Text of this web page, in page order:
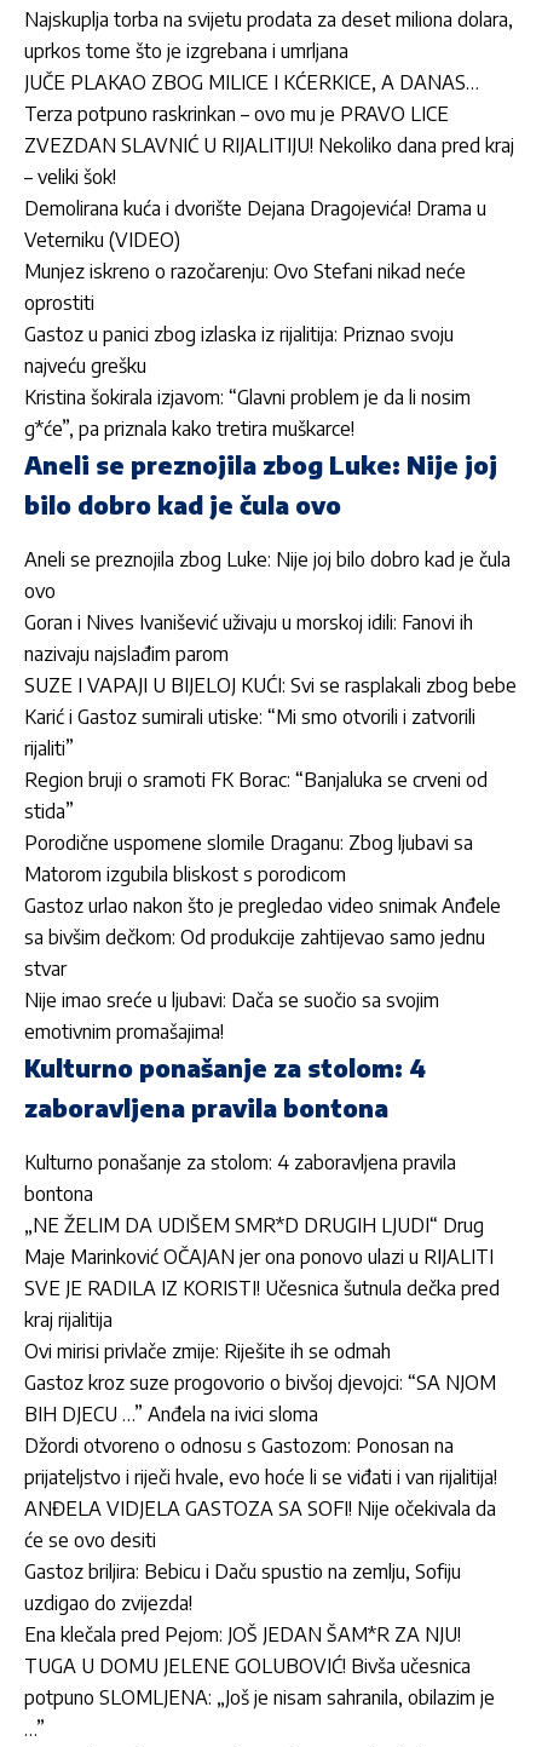
Najskuplja torba na svijetu prodata za deset miliona dolara,
uprkos tome što je izgrebana i umrljana
JUČE PLAKAO ZBOG MILICE I KĆERKICE, A DANAS…
Terza potpuno raskrinkan – ovo mu je PRAVO LICE
ZVEZDAN SLAVNIĆ U RIJALITIJU! Nekoliko dana pred kraj
– veliki šok!
Demolirana kuća i dvorište Dejana Dragojevića! Drama u
Veterniku (VIDEO)
Munjez iskreno o razočarenju: Ovo Stefani nikad neće
oprostiti
Gastoz u panici zbog izlaska iz rijalitija: Priznao svoju
najveću grešku
Kristina šokirala izjavom: “Glavni problem je da li nosim
g*će”, pa priznala kako tretira muškarce!
Aneli se preznojila zbog Luke: Nije joj
bilo dobro kad je čula ovo
Aneli se preznojila zbog Luke: Nije joj bilo dobro kad je čula
ovo
Goran i Nives Ivanišević uživaju u morskoj idili: Fanovi ih
nazivaju najslađim parom
SUZE I VAPAJI U BIJELOJ KUĆI: Svi se rasplakali zbog bebe
Karić i Gastoz sumirali utiske: “Mi smo otvorili i zatvorili
rijaliti”
Region bruji o sramoti FK Borac: “Banjaluka se crveni od
stida”
Porodične uspomene slomile Draganu: Zbog ljubavi sa
Matorom izgubila bliskost s porodicom
Gastoz urlao nakon što je pregledao video snimak Anđele
sa bivšim dečkom: Od produkcije zahtijevao samo jednu
stvar
Nije imao sreće u ljubavi: Dača se suočio sa svojim
emotivnim promašajima!
Kulturno ponašanje za stolom: 4
zaboravljena pravila bontona
Kulturno ponašanje za stolom: 4 zaboravljena pravila
bontona
„NE ŽELIM DA UDIŠEM SMR*D DRUGIH LJUDI“ Drug
Maje Marinković OČAJAN jer ona ponovo ulazi u RIJALITI
SVE JE RADILA IZ KORISTI! Učesnica šutnula dečka pred
kraj rijalitija
Ovi mirisi privlače zmije: Riješite ih se odmah
Gastoz kroz suze progovorio o bivšoj djevojci: “SA NJOM
BIH DJECU …” Anđela na ivici sloma
Džordi otvoreno o odnosu s Gastozom: Ponosan na
prijateljstvo i riječi hvale, evo hoće li se viđati i van rijalitija!
ANĐELA VIDJELA GASTOZA SA SOFI! Nije očekivala da
će se ovo desiti
Gastoz briljira: Bebicu i Daču spustio na zemlju, Sofiju
uzdigao do zvijezda!
Ena klečala pred Pejom: JOŠ JEDAN ŠAM*R ZA NJU!
TUGA U DOMU JELENE GOLUBOVIĆ! Bivša učesnica
potpuno SLOMLJENA: „Još je nisam sahranila, obilazim je
…”